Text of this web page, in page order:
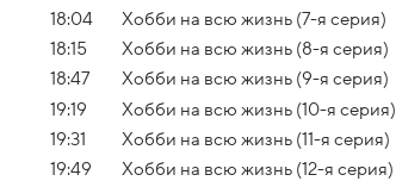
18:04
Хобби на всю жизнь (7-я серия)
18:15
Хобби на всю жизнь (8-я серия)
18:47
Хобби на всю жизнь (9-я серия)
19:19
Хобби на всю жизнь (10-я серия)
19:31
Хобби на всю жизнь (11-я серия)
19:49
Хобби на всю жизнь (12-я серия)